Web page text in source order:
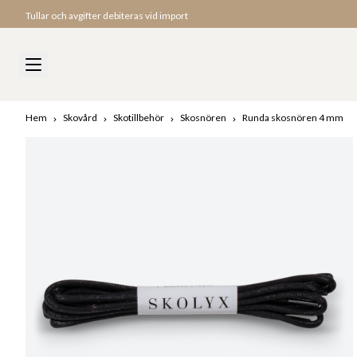
Snabb leverans till USA
Hem Skovård Skotillbehör Skosnören Runda skosnören 4 mm